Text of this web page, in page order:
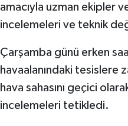
amacıyla uzman ekipler
incelemeleri ve teknik
Çarşamba günü erken
havaalanındaki tesislere
hava sahasını geçici
incelemeleri tetikledi.